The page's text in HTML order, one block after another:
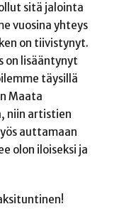
sitä jalointa
vuosina yhteys
on tiivistynyt.
on lisääntynyt
täysillä
Maata
niin artistien
auttamaan
olon iloiseksi ja